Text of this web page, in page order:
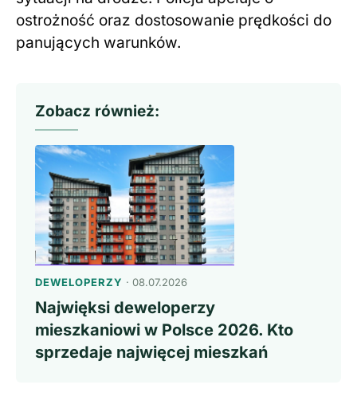
ostrożność oraz dostosowanie prędkości do
panujących warunków.
Zobacz również:
DEWELOPERZY · 08.07.2026
Najwięksi deweloperzy
mieszkaniowi w Polsce 2026. Kto
sprzedaje najwięcej mieszkań